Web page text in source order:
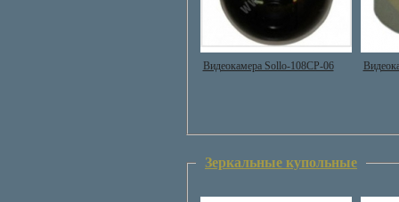
Видеокамера Sollo-108CP-06
Зеркальные купольные